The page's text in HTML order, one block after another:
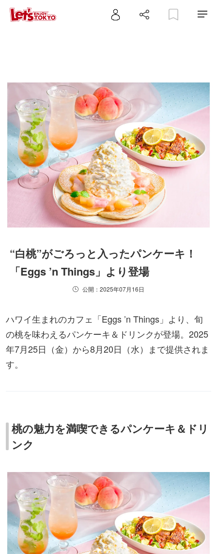
“白桃”がごろっと入ったパンケーキ！
「Eggs ’n Things」より登場
公開：2025年07月16日
ハワイ生まれのカフェ「Eggs ’n Things」より、旬
の桃を味わえるパンケーキ＆ドリンクが登場。2025
年7月25日（金）から8月20日（水）まで提供されま
す。
桃の魅力を満喫できるパンケーキ＆ドリ
ンク